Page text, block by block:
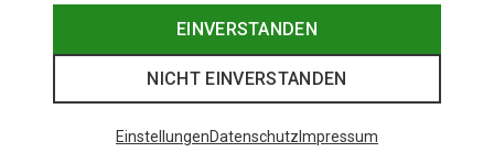
EINVERSTANDEN
NICHT EINVERSTANDEN
EinstellungenDatenschutz Impressum